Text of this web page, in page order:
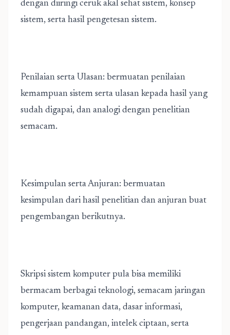
dengan diiringi ceruk akal sehat sistem, konsep
sistem, serta hasil pengetesan sistem.
Penilaian serta Ulasan: bermuatan penilaian
kemampuan sistem serta ulasan kepada hasil yang
sudah digapai, dan analogi dengan penelitian
semacam.
Kesimpulan serta Anjuran: bermuatan
kesimpulan dari hasil penelitian dan anjuran buat
pengembangan berikutnya.
Skripsi sistem komputer pula bisa memiliki
bermacam berbagai teknologi, semacam jaringan
komputer, keamanan data, dasar informasi,
pengerjaan pandangan, intelek ciptaan, serta